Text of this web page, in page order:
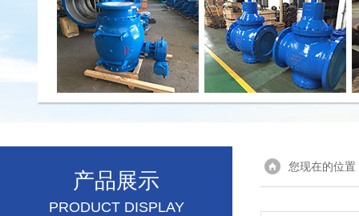
产品展示
PRODUCT DISPLAY
您现在的位置